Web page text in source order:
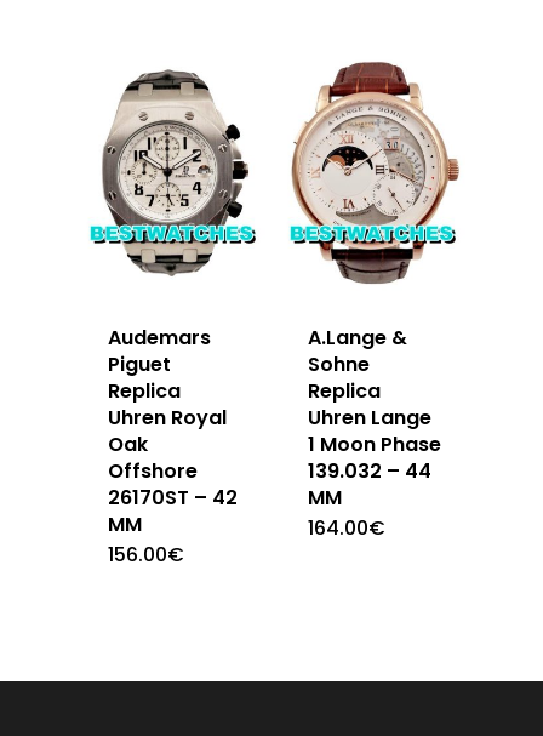
Audemars
Piguet
Replica
Uhren Royal
Oak
Offshore
26170ST – 42
MM
156.00€
A.Lange &
Sohne
Replica
Uhren Lange
1 Moon Phase
139.032 – 44
MM
164.00€